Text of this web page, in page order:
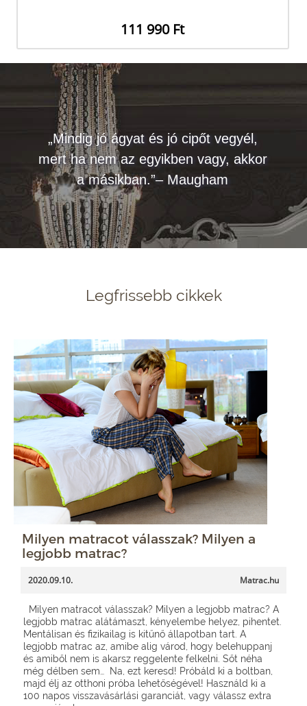
111 990 Ft
„Mindig jó ágyat és jó cipőt vegyél,
mert ha nem az egyikben vagy, akkor
a másikban.”– Maugham
Legfrissebb cikkek
Milyen matracot válasszak? Milyen a
legjobb matrac?
2020.09.10. Matrac.hu
Milyen matracot válasszak? Milyen a legjobb matrac? A
legjobb matrac alátámaszt, kényelembe helyez, pihentet.
Mentálisan és fizikailag is kitűnő állapotban tart. A
legjobb matrac az, amibe alig várod, hogy belehuppanj
és amiből nem is akarsz reggelente felkelni. Sőt néha
még délben sem… Na, ezt keresd! Próbáld ki a boltban,
majd élj az otthoni próba lehetőségével! Használd ki a
100 napos visszavásárlási garanciát, vagy válassz extra